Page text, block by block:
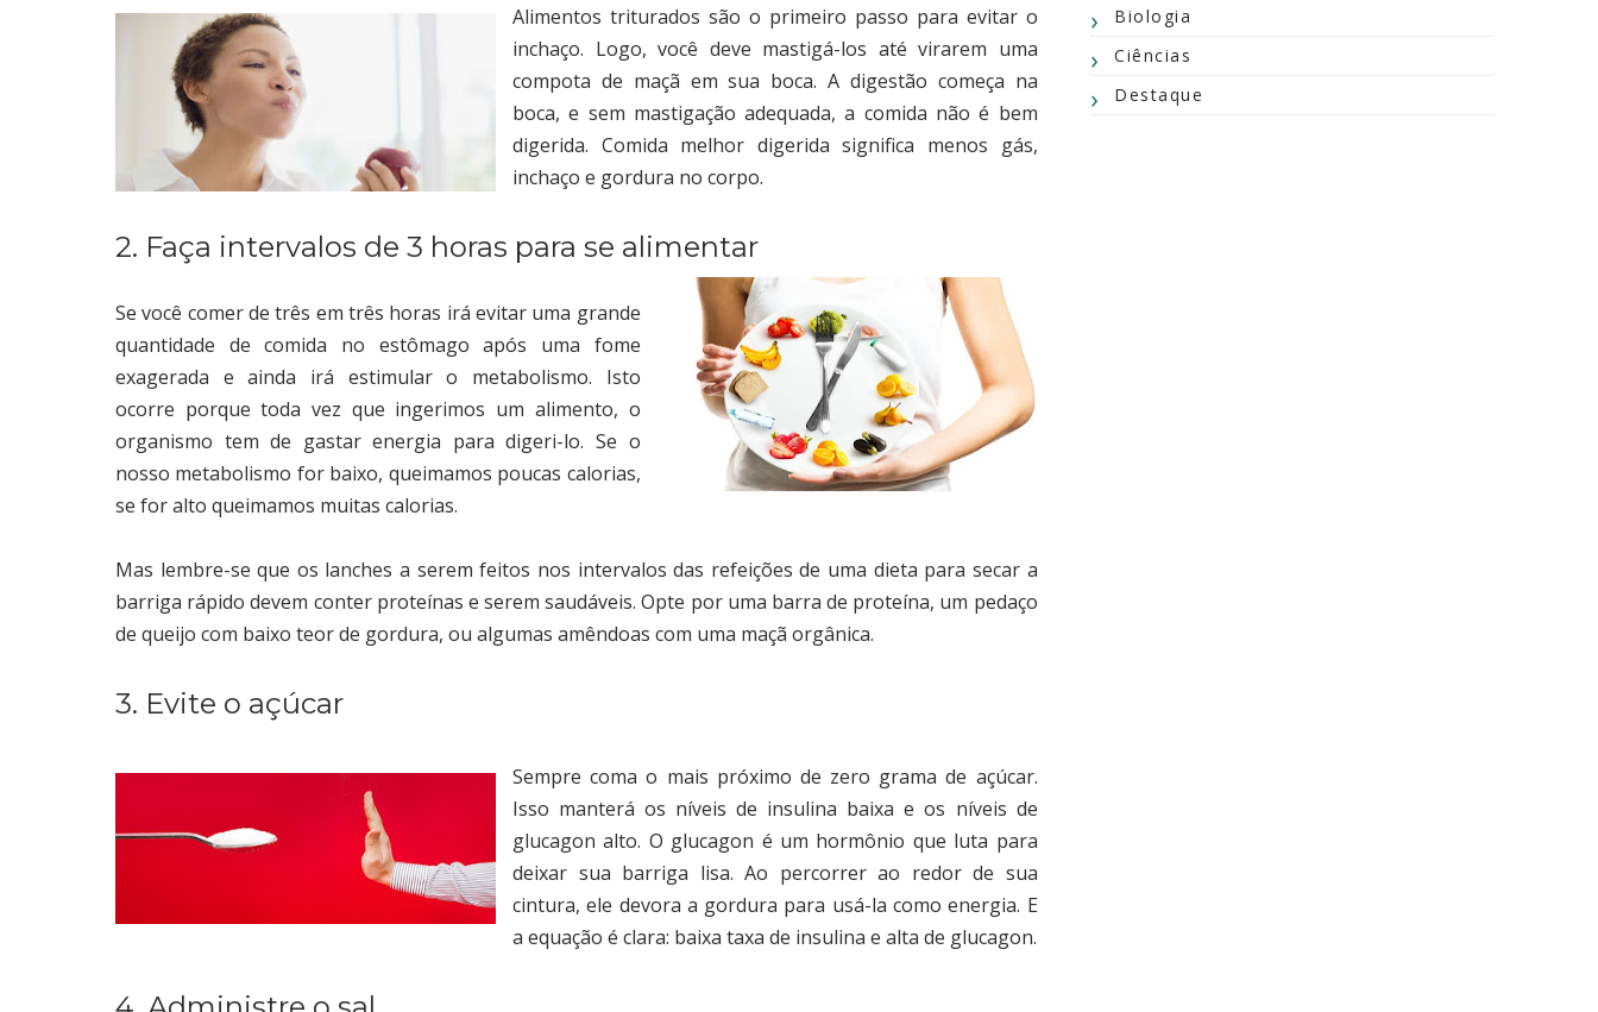
Alimentos triturados são o primeiro passo para evitar o
inchaço. Logo, você deve mastigá-los até virarem uma
compota de maçã em sua boca. A digestão começa na
boca, e sem mastigação adequada, a comida não é bem
digerida. Comida melhor digerida significa menos gás,
inchaço e gordura no corpo.
2. Faça intervalos de 3 horas para se alimentar
Se você comer de três em três horas irá evitar uma grande
quantidade de comida no estômago após uma fome
exagerada e ainda irá estimular o metabolismo. Isto
ocorre porque toda vez que ingerimos um alimento, o
organismo tem de gastar energia para digeri-lo. Se o
nosso metabolismo for baixo, queimamos poucas calorias,
se for alto queimamos muitas calorias.
Mas lembre-se que os lanches a serem feitos nos intervalos das refeições de uma dieta para secar a
barriga rápido devem conter proteínas e serem saudáveis. Opte por uma barra de proteína, um pedaço
de queijo com baixo teor de gordura, ou algumas amêndoas com uma maçã orgânica.
3. Evite o açúcar
Sempre coma o mais próximo de zero grama de açúcar.
Isso manterá os níveis de insulina baixa e os níveis de
glucagon alto. O glucagon é um hormônio que luta para
deixar sua barriga lisa. Ao percorrer ao redor de sua
cintura, ele devora a gordura para usá-la como energia. E
a equação é clara: baixa taxa de insulina e alta de glucagon.
Biologia
Ciências
Destaque